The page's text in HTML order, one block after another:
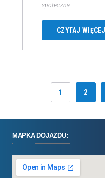
społeczna
CZYTAJ WIĘCEJ
1 2
MAPKA DOJAZDU: